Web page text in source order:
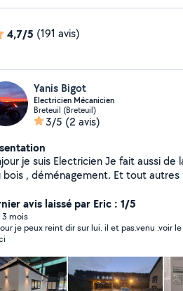
4,7/5 (191 avis)
Yanis Bigot
Electricien Mécanicien
Breteuil (Breteuil)
3/5 (2 avis)
suis Electricien Je fait aussi de la mécanique
, déménagement. Et tout autres petits
si besoin .
avis laissé par Eric : 1/5
3 mois
.voir le travail. etc